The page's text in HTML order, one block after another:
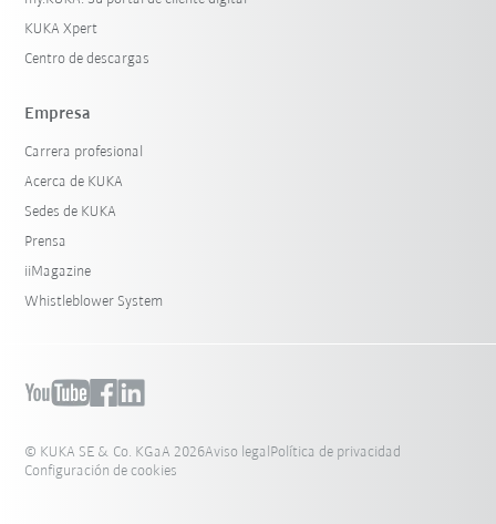
KUKA Xpert
Centro de descargas
Empresa
Carrera profesional
Acerca de KUKA
Sedes de KUKA
Prensa
iiMagazine
Whistleblower System
© KUKA SE & Co. KGaA 2026Aviso legalPolítica de privacidad
Configuración de cookies